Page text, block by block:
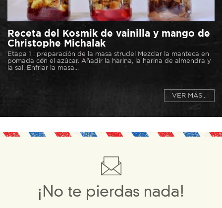
Receta del Kosmik de vainilla y mango de
Christophe Michalak
Etapa 1 : preparación de la masa strudel Mezclar la manteca en
pomada con el azúcar. Añadir la harina, la harina de almendra y
la sal. Enfriar la masa...
VER MÁS...
¡No te pierdas nada!